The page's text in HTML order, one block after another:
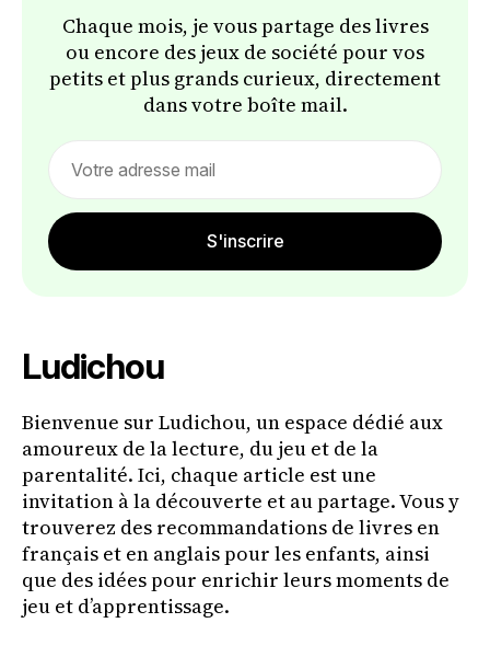
Chaque mois, je vous partage des livres
ou encore des jeux de société pour vos
petits et plus grands curieux, directement
dans votre boîte mail.
S'inscrire
Ludichou
Bienvenue sur Ludichou, un espace dédié aux
amoureux de la lecture, du jeu et de la
parentalité. Ici, chaque article est une
invitation à la découverte et au partage. Vous y
trouverez des recommandations de livres en
français et en anglais pour les enfants, ainsi
que des idées pour enrichir leurs moments de
jeu et d’apprentissage.